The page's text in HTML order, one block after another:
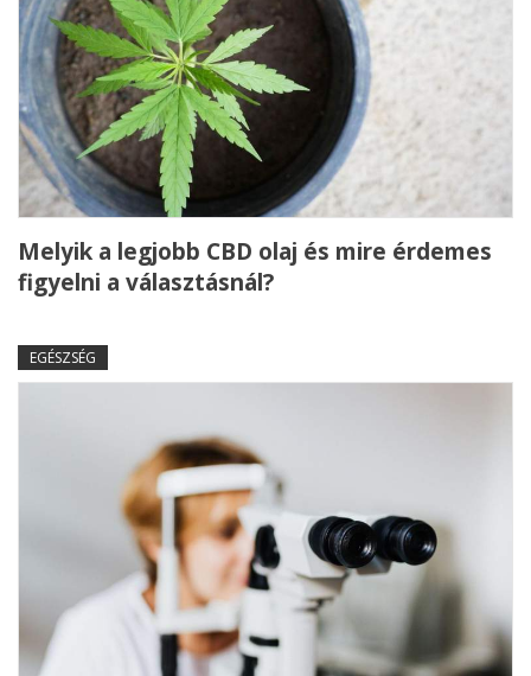
Melyik a legjobb CBD olaj és mire érdemes
figyelni a választásnál?
EGÉSZSÉG